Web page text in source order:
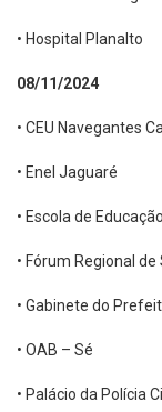
• Hospital Planalto
08/11/2024
• CEU Navegantes
• Enel Jaguaré
• Escola de
• Fórum Regional de
• Gabinete do
• OAB – Sé
• Palácio da Polícia